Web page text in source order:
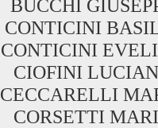
BUCCHI
CONTICINI
CONTICINI
CIOFINI
CECCARELLI
CORSETTI